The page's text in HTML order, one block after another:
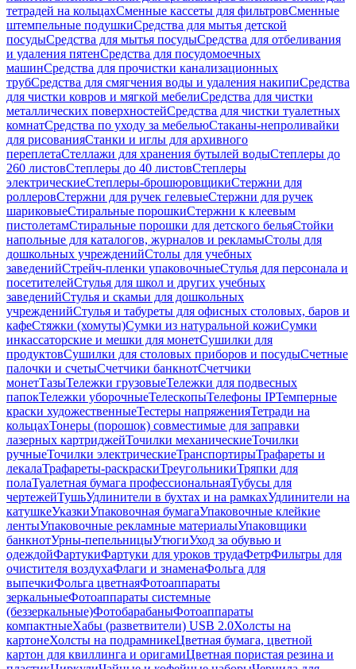
тетрадей на кольцахСменные кассеты для фильтровСменные
штемпельные подушкиСредства для мытья детской
посудыСредства для мытья посудыСредства для отбеливания
и удаления пятенСредства для посудомоечных
машинСредства для прочистки канализационных
трубСредства для смягчения воды и удаления накипиСредства
для чистки ковров и мягкой мебелиСредства для чистки
металлических поверхностейСредства для чистки туалетных
комнатСредства по уходу за мебельюСтаканы-непроливайки
для рисованияСтанки и иглы для архивного
переплетаСтеллажи для хранения бутылей водыСтеплеры до
260 листовСтеплеры до 40 листовСтеплеры
электрическиеСтеплеры-брошюровщикиСтержни для
роллеровСтержни для ручек гелевыеСтержни для ручек
шариковыеСтиральные порошкиСтержни к клеевым
пистолетамСтиральные порошки для детского бельяСтойки
напольные для каталогов, журналов и рекламыСтолы для
дошкольных учрежденийСтолы для учебных
заведенийСтрейч-пленки упаковочныеСтулья для персонала и
посетителейСтулья для школ и других учебных
заведенийСтулья и скамьи для дошкольных
учрежденийСтулья и табуреты для офисных столовых, баров и
кафеСтяжки (хомуты)Сумки из натуральной кожиСумки
инкассаторские и мешки для монетСушилки для
продуктовСушилки для столовых приборов и посудыСчетные
палочки и счетыСчетчики банкнотСчетчики
монетТазыТележки грузовыеТележки для подвесных
папокТележки уборочныеТелескопыТелефоны IPТемперные
краски художественныеТестеры напряженияТетради на
кольцахТонеры (порошок) совместимые для заправки
лазерных картриджейТочилки механическиеТочилки
ручныеТочилки электрическиеТранспортирыТрафареты и
лекалаТрафареты-раскраскиТреугольникиТряпки для
полаТуалетная бумага профессиональнаяТубусы для
чертежейТушьУдлинители в бухтах и на рамкахУдлинители на
катушкеУказкиУпаковочная бумагаУпаковочные клейкие
лентыУпаковочные рекламные материалыУпаковщики
банкнотУрны-пепельницыУтюгиУход за обувью и
одеждойФартукиФартуки для уроков трудаФетрФильтры для
очистителя воздухаФлаги и знаменаФольга для
выпечкиФольга цветнаяФотоаппараты
зеркальныеФотоаппараты системные
(беззеркальные)ФотобарабаныФотоаппараты
компактныеХабы (разветвители) USB 2.0Холсты на
картонеХолсты на подрамникеЦветная бумага, цветной
картон для квиллинга и оригамиЦветная пористая резина и